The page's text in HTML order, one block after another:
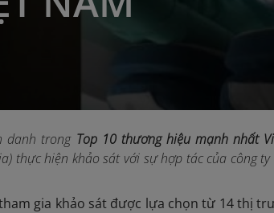
danh trong Top 10 thương hiệu mạnh nhất
thực hiện khảo sát với sự hợp tác của công
gia khảo sát được lựa chọn từ 14 thị